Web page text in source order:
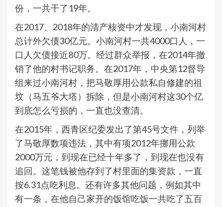
份，一共干了19年。
在2017、2018年的清产核资中才发现，小南河村
总计外欠债30亿元。小南河村一共4000口人，一
口人欠债接近80万。经过群众举报，在2014年撤
销了他的村书记职务。在2017年，中央第12督导
组来过小南河村，把马敬厚用公款私自修建的祖
坟（马五爷大塔）拆除，但是小南河村这30个亿
到底怎么亏损的，一直也没查清。
在2015年，西青区纪委发出了第45号文件，列举
了马敬厚数项违法，其中有项2012年挪用公款
2000万元，到现在已经十年多了，到现在也没有
追回。这笔钱被他存到了村里面的集资款，一直
按6.31点吃利息。还有许多其他问题，例如其中
有一条，在他自己家开的饭馆吃饭一共吃了五百